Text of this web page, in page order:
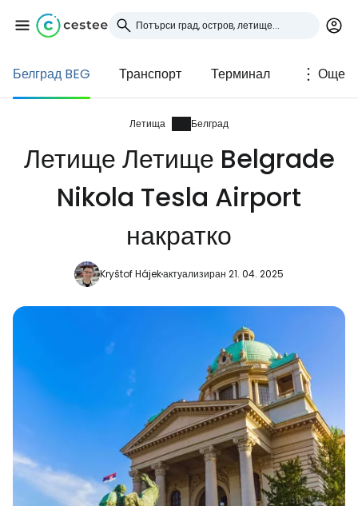
Белград BEG Транспорт Терминал Още
Летища Белград
Летище Летище Belgrade
Nikola Tesla Airport
накратко
Kryštof Hájekактуализиран 21. 04. 2025
Влезте в Cestee
... световната общност на туристите
Продължете с Google
Продължете с Facebook
Продължете с имейл